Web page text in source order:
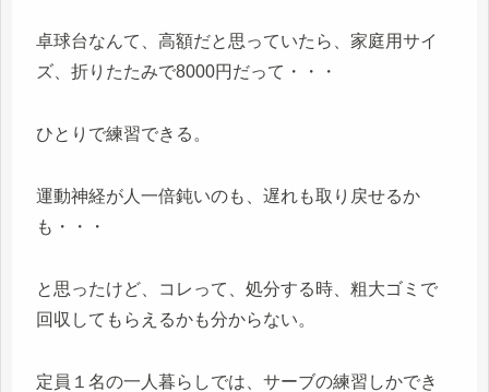
卓球台なんて、高額だと思っていたら、家庭用サイ
ズ、折りたたみで8000円だって・・・
ひとりで練習できる。
運動神経が人一倍鈍いのも、遅れも取り戻せるか
も・・・
と思ったけど、コレって、処分する時、粗大ゴミで
回収してもらえるかも分からない。
定員１名の一人暮らしでは、サーブの練習しかでき